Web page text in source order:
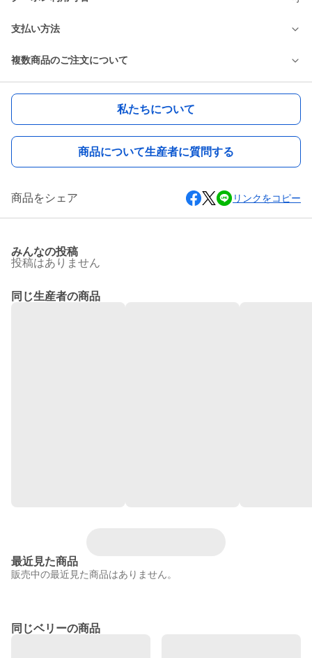
支払い方法
複数商品のご注文について
私たちについて
商品について生産者に質問する
商品をシェア リンクをコピー
みんなの投稿
投稿はありません
同じ生産者の商品
最近見た商品
販売中の最近見た商品はありません。
同じベリーの商品